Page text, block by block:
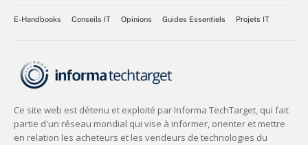
E-Handbooks Conseils IT Opinions Guides Essentiels Projets IT